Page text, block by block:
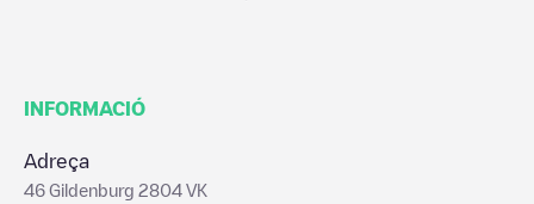
INFORMACIÓ
Adreça
46 Gildenburg 2804 VK